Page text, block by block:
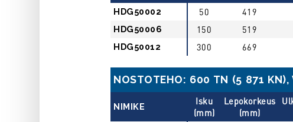
HDG50002 50 419
HDG50006 150 519
HDG50012 300 669
NOSTOTEHO: 600 TN (5 871
NIMIKE
Isku
(mm)
Lepokorkeus
(mm)